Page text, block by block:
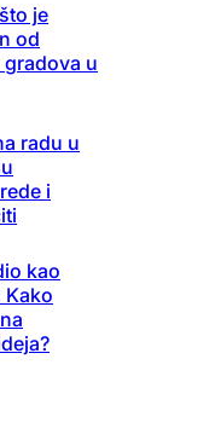
je
od
u
radu u
i
kao
Kako